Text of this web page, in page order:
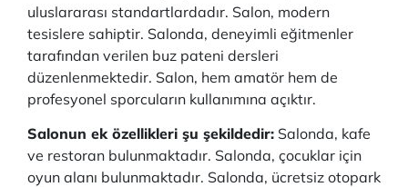
uluslararası standartlardadır. Salon, modern
tesislere sahiptir. Salonda, deneyimli eğitmenler
tarafından verilen buz pateni dersleri
düzenlenmektedir. Salon, hem amatör hem de
profesyonel sporcuların kullanımına açıktır.
Salonun ek özellikleri şu şekildedir: Salonda, kafe
ve restoran bulunmaktadır. Salonda, çocuklar için
oyun alanı bulunmaktadır. Salonda, ücretsiz otopark